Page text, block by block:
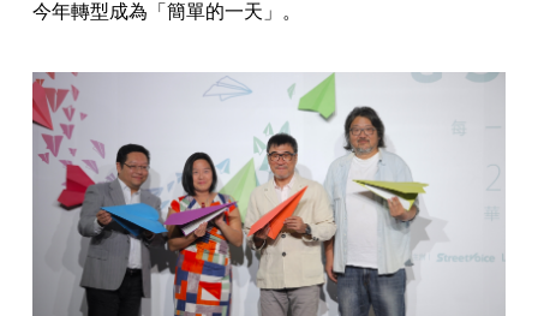
今年轉型成為「簡單的一天」。